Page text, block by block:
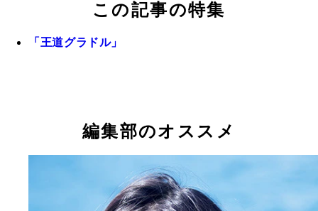
この記事の特集
「王道グラドル」
編集部のオススメ